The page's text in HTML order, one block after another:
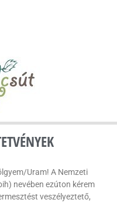
Uram! A Nemzeti
nevében ezúton kérem
veszélyeztető,